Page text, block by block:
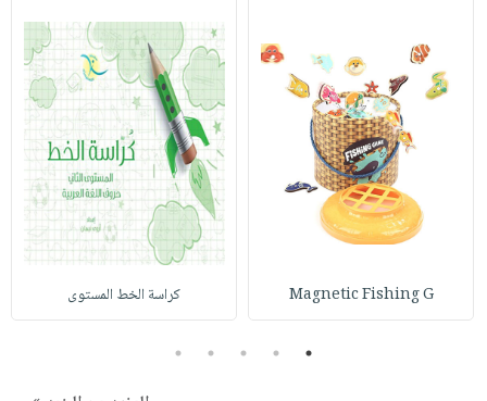
Magnetic Fishing G كراسة الخط المستوى
1
2
3
4
5